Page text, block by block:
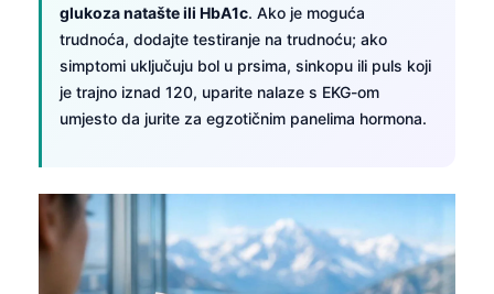
glukoza natašte ili HbA1c. Ako je moguća
trudnoća, dodajte testiranje na trudnoću; ako
simptomi uključuju bol u prsima, sinkopu ili puls koji
je trajno iznad 120, uparite nalaze s EKG-om
umjesto da jurite za egzotičnim panelima hormona.